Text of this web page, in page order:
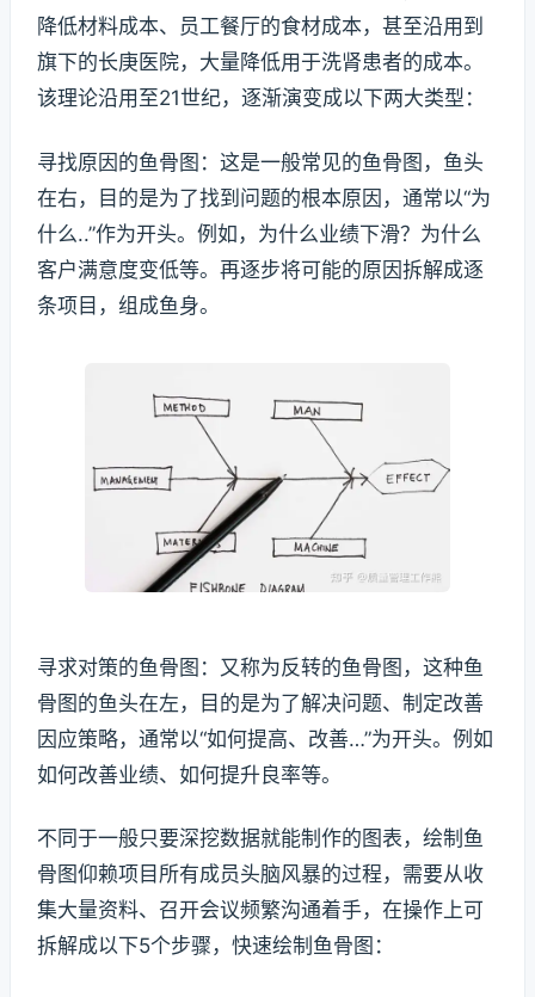
降低材料成本、员工餐厅的食材成本，甚至沿用到
旗下的长庚医院，大量降低用于洗肾患者的成本。
该理论沿用至21世纪，逐渐演变成以下两大类型：
寻找原因的鱼骨图：这是一般常见的鱼骨图，鱼头
在右，目的是为了找到问题的根本原因，通常以“为
什么..”作为开头。例如，为什么业绩下滑？为什么
客户满意度变低等。再逐步将可能的原因拆解成逐
条项目，组成鱼身。
寻求对策的鱼骨图：又称为反转的鱼骨图，这种鱼
骨图的鱼头在左，目的是为了解决问题、制定改善
因应策略，通常以“如何提高、改善…”为开头。例如
如何改善业绩、如何提升良率等。
不同于一般只要深挖数据就能制作的图表，绘制鱼
骨图仰赖项目所有成员头脑风暴的过程，需要从收
集大量资料、召开会议频繁沟通着手，在操作上可
拆解成以下5个步骤，快速绘制鱼骨图：